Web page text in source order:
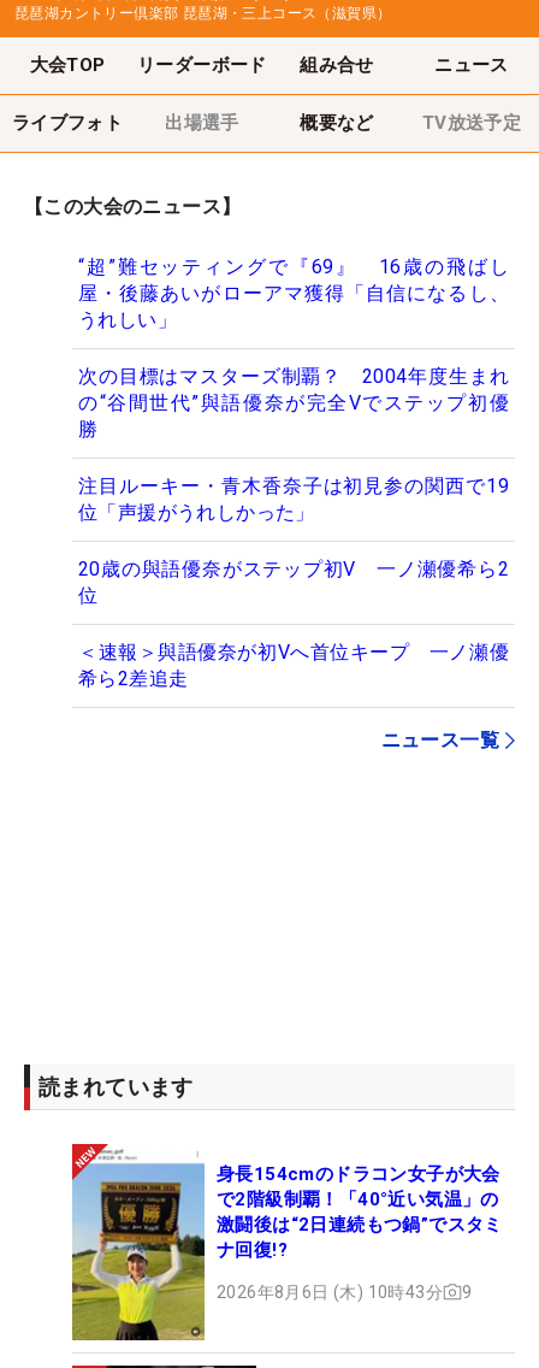
琵琶湖カントリー倶楽部 琵琶湖・三上コース（滋賀県）
大会TOP リーダーボード 組み合せ ニュース
ライブフォト 出場選手 概要など TV放送予定
【この大会のニュース】
“超”難セッティングで『69』 16歳の飛ばし
屋・後藤あいがローアマ獲得「自信になるし、
うれしい」
次の目標はマスターズ制覇？ 2004年度生まれ
の“谷間世代”與語優奈が完全Vでステップ初優
勝
注目ルーキー・青木香奈子は初見参の関西で19
位「声援がうれしかった」
20歳の與語優奈がステップ初V 一ノ瀬優希ら2
位
＜速報＞與語優奈が初Vへ首位キープ 一ノ瀬優
希ら2差追走
ニュース一覧
読まれています
身長154cmのドラコン女子が大会
で2階級制覇！「40°近い気温」の
激闘後は“2日連続もつ鍋”でスタミ
ナ回復!?
2026年8月6日 (木) 10時43分 9